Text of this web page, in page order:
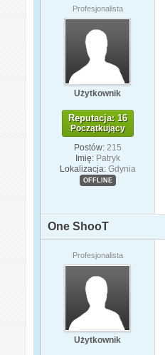
Profesjonalista
Użytkownik
Reputacja: 16
Początkujący
Postów: 215
Imię: Patryk
Lokalizacja: Gdynia
OFFLINE
One ShooT
Profesjonalista
Użytkownik